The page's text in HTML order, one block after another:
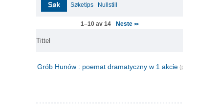
Søk Søketips Nullstill
1–10 av 14 Neste>>
Tittel
Grób Hunów : poemat dramatyczny w 1 akcie (polsk)